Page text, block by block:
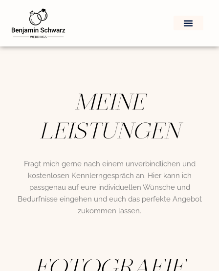
springen
MEINE
LEISTUNGEN
Fragt mich gerne nach einem unverbindlichen und
kostenlosen Kennlerngespräch an. Hier kann ich
passgenau auf eure individuellen Wünsche und
Bedürfnisse eingehen und euch das perfekte Angebot
zukommen lassen.